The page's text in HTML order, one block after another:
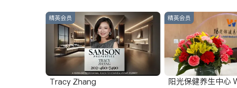
精英会员
Tracy Zhang
精英会员
阳光保健养生中心